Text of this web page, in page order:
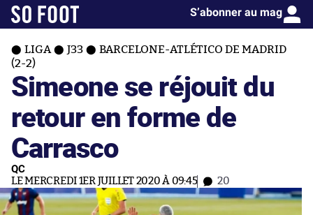
S’abonner au mag
LIGA J33
BARCELONE-ATLÉTICO DE MADRID
(2-2)
Simeone se réjouit du
retour en forme de
Carrasco
QC
LE MERCREDI 1ER JUILLET 2020 À 09:45 20